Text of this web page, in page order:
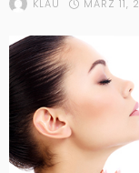
KLAU MÄRZ 11,